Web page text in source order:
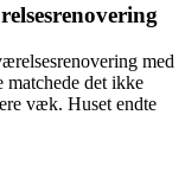
med
matchede det ikke
væk. Huset endte